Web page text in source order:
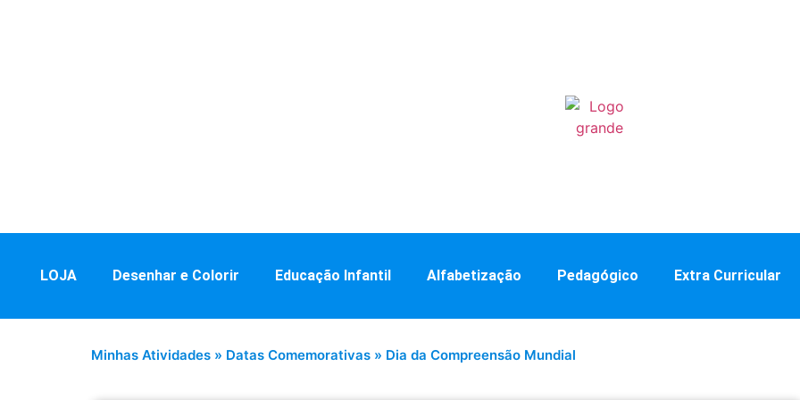
LOJA Desenhar e Colorir Educação Infantil Alfabetização Pedagógico Extra Curricular
Minhas Atividades » Datas Comemorativas » Dia da Compreensão Mundial